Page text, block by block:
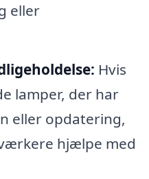
eller
Hvis
lamper, der har
eller opdatering,
hjælpe med